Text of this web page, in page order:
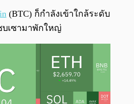
(BTC) ก็กำลังเข้าใกล้ระดับ
บเซามาพักใหญ่